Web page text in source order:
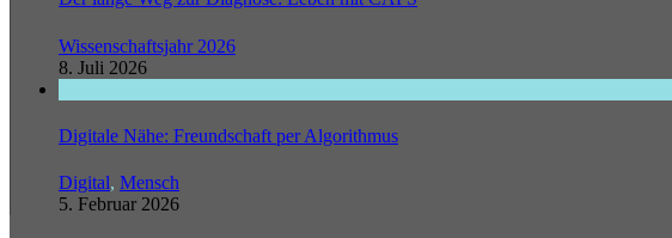
Wissenschaftsjahr 2026
8. Juli 2026
Digitale Nähe: Freundschaft per Algorithmus
Digital, Mensch
5. Februar 2026